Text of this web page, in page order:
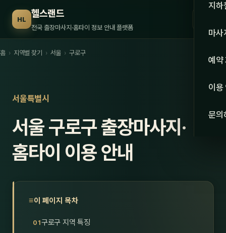
HL 헬스랜드
전국 출장마사지·홈타이 정보 안내 플랫폼 서울
강원·
강원
충북
지하
마사
관리
스
예약
이용
문의
홈 › 지역별 찾기 › 서울 › 구로구
서울특별시
서울 구로구 출장마사지·
홈타이 이용 안내
이 페이지 목차
구로구 지역 특징